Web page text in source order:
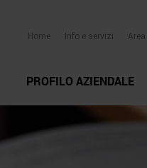
Home Info e servizi
PROFILO AZIENDALE